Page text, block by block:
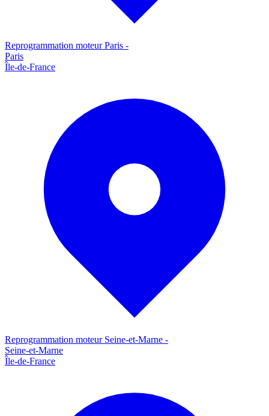
Reprogrammation moteurParis -
Paris
Île-de-France
Reprogrammation moteur Seine-et-Marne -
Seine-et-Marne
Île-de-France